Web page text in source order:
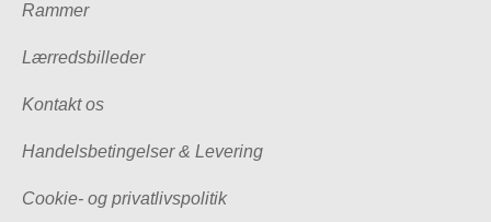
Rammer
Lærredsbilleder
Kontakt os
Handelsbetingelser & Levering
Cookie- og privatlivspolitik